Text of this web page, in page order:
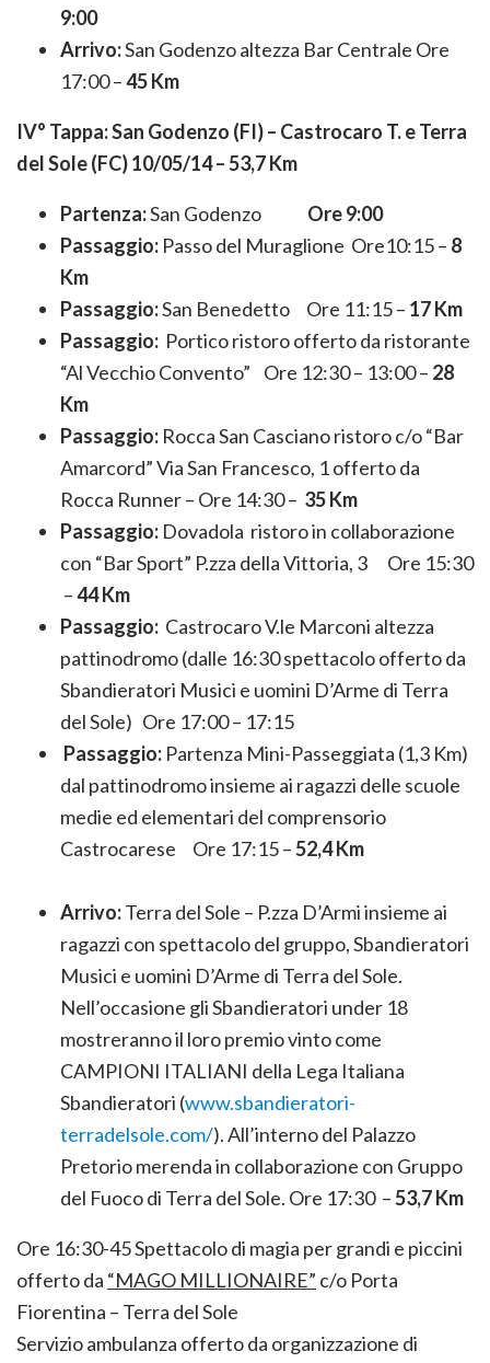
9:00
Arrivo:San Godenzo altezza Bar Centrale Ore
17:00 –45 Km
IV° Tappa: San Godenzo (FI) – Castrocaro T. e Terra
del Sole (FC) 10/05/14 – 53,7 Km
Partenza:San Godenzo Ore 9:00
Passaggio: Passo del Muraglione Ore10:15 – 8
Km
Passaggio:San Benedetto Ore 11:15 – 17 Km
Passaggio: Portico ristoro offerto da ristorante
“Al Vecchio Convento” Ore 12:30 – 13:00 – 28
Km
Passaggio: Rocca San Casciano ristoro c/o “Bar
Amarcord” Via San Francesco, 1 offerto da
Rocca Runner – Ore 14:30 – 35 Km
Passaggio: Dovadola ristoro in collaborazione
con “Bar Sport” P.zza della Vittoria, 3 Ore 15:30
–44 Km
Passaggio: Castrocaro V.le Marconi altezza
pattinodromo (dalle 16:30 spettacolo offerto da
Sbandieratori Musici e uomini D’Arme di Terra
del Sole) Ore 17:00 – 17:15
Passaggio: Partenza Mini-Passeggiata (1,3 Km)
dal pattinodromo insieme ai ragazzi delle scuole
medie ed elementari del comprensorio
Castrocarese Ore 17:15 –52,4 Km
Arrivo:Terra del Sole – P.zza D’Armi insieme ai
ragazzi con spettacolo del gruppo, Sbandieratori
Musici e uomini D’Arme di Terra del Sole.
Nell’occasione gli Sbandieratori under 18
mostreranno il loro premio vinto come
CAMPIONI ITALIANI della Lega Italiana
Sbandieratori (www.sbandieratori-
terradelsole.com/). All’interno del Palazzo
Pretorio merenda in collaborazione con Gruppo
del Fuoco di Terra del Sole. Ore 17:30 –53,7 Km
Ore 16:30-45 Spettacolo di magia per grandi e piccini
offerto da “MAGO MILLIONAIRE” c/o Porta
Fiorentina – Terra del Sole
Servizio ambulanza offerto da organizzazione di